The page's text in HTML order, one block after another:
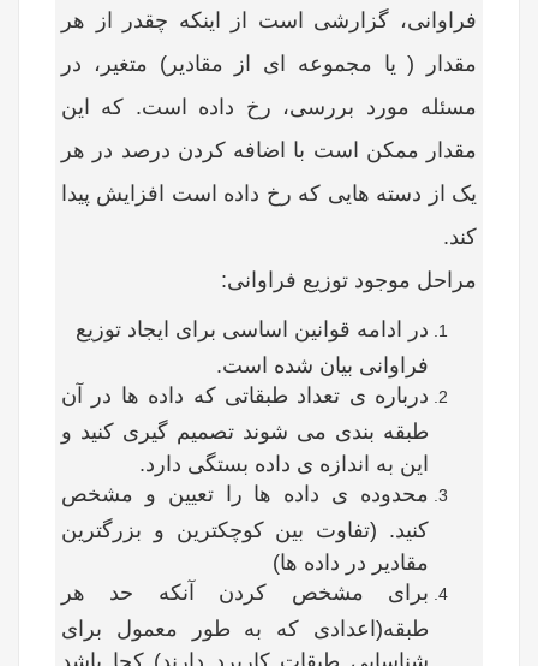
فراوانی، گزارشی است از اینکه چقدر از هر
مقدار ( یا مجموعه ای از مقادیر) متغیر، در
مسئله مورد بررسی، رخ داده است. که این
مقدار ممکن است با اضافه کردن درصد در هر
یک از دسته هایی که رخ داده است افزایش پیدا
کند.
مراحل موجود توزیع فراوانی:
در ادامه قوانین اساسی برای ایجاد توزیع
فراوانی بیان شده است.
درباره ی تعداد طبقاتی که داده ها در آن
طبقه بندی می شوند تصمیم گیری کنید و
این به اندازه ی داده بستگی دارد.
محدوده ی داده ها را تعیین و مشخص
کنید. (تفاوت بین کوچکترین و بزرگترین
مقادیر در داده ها)
برای مشخص کردن آنکه حد هر
طبقه(اعدادی که به طور معمول برای
شناسایی طبقات کاربرد دارند) کجا باشد